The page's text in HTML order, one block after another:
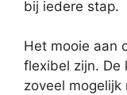
bij iedere stap.
Het mooie aan
flexibel zijn. De
zoveel